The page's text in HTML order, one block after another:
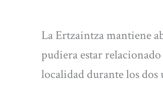
La Ertzaintza mantiene
pudiera estar
localidad durante los dos